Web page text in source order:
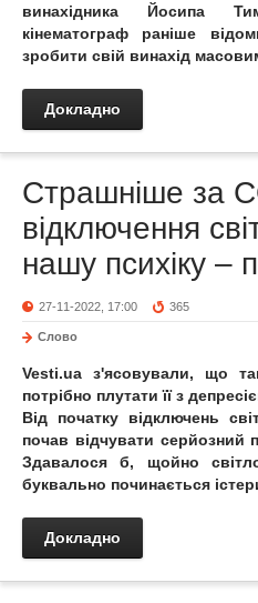
винахідника Йосипа
кінематограф раніше
зробити свій винахід
Докладно
Страшніше за
відключення
нашу психіку –
27-11-2022, 17:00 365
Слово
Vesti.ua з'ясовували, що
потрібно плутати її з
Від початку відключень
почав відчувати серйозний
Здавалося б, щойно
буквально починається
Докладно